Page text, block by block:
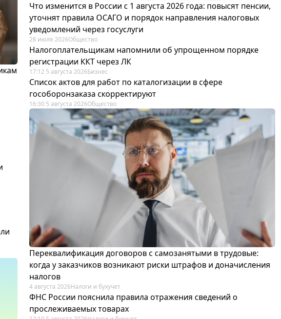
Что изменится в России с 1 августа 2026 года: повысят пенсии,
уточнят правила ОСАГО и порядок направления налоговых
уведомлений через госуслуги
28 июля 2026Общество
Налогоплательщикам напомнили об упрощенном порядке
регистрации ККТ через ЛК
17:12 5 августа 2026Бизнес
Список актов для работ по каталогизации в сфере
гособоронзаказа скорректируют
16:30 5 августа 2026Общество
Переквалификация договоров с самозанятыми в трудовые:
когда у заказчиков возникают риски штрафов и доначисления
налогов
4 августа 2026Налоги и бухучет
ФНС России пояснила правила отражения сведений о
прослеживаемых товарах